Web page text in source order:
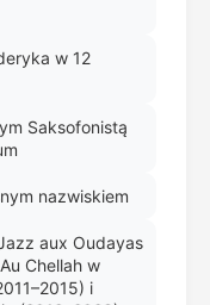
w 12
Saksofonistą
nazwiskiem
aux Oudayas
Chellah w
i